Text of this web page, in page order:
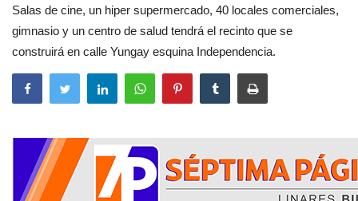
Salas de cine, un hiper supermercado, 40 locales comerciales,
gimnasio y un centro de salud tendrá el recinto que se
construirá en calle Yungay esquina Independencia.